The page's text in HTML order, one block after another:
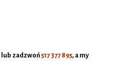
lub zadzwoń517 377 895, a my